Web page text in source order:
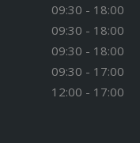
09:30 - 18:00
09:30 - 18:00
09:30 - 18:00
09:30 - 17:00
12:00 - 17:00